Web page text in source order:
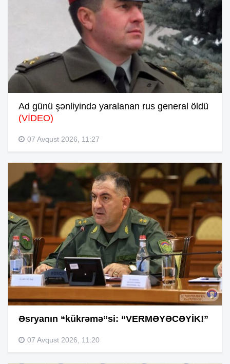
Ad günü şənliyində yaralanan rus general öldü
(VİDEO)
07 Avqust 2026, 11:27
Əsryanın “kükrəmə”si: “VERMƏYƏCƏYİK!”
07 Avqust 2026, 11:20